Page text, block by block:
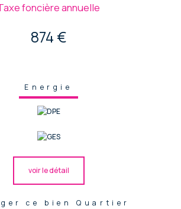
foncière annuelle
874 €
Energie
voir le détail
ce bien Quartier